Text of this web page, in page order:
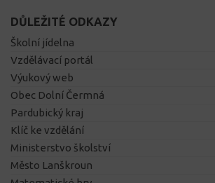
DŮLEŽITÉ ODKAZY
Školní jídelna
Vzdělávací portál
Výukový web
Obec Dolní Čermná
Pardubický kraj
Klíč ke vzdělání
Ministerstvo školství
Město Lanškroun